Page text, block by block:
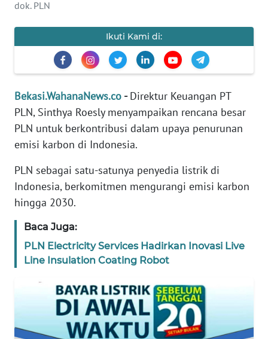
dok. PLN
Ikuti Kami di:
Bekasi.WahanaNews.co -Direktur Keuangan PT
PLN, Sinthya Roesly menyampaikan rencana besar
PLN untuk berkontribusi dalam upaya penurunan
emisi karbon di Indonesia.
PLN sebagai satu-satunya penyedia listrik di
Indonesia, berkomitmen mengurangi emisi karbon
hingga 2030.
Baca Juga:
PLN Electricity Services Hadirkan Inovasi Live
Line Insulation Coating Robot
INFO
IKLAN
PEDOMAN
MEDIA
SIBER
KARIR
DISCLAIMER
Wahana